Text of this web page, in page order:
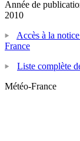
Année de
2010
Accès à la
France
Liste complète
Météo-France